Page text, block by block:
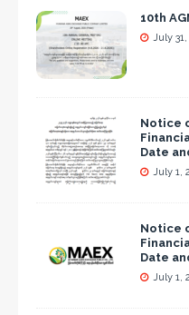
10th
July 31,
Notice
Date
July 1,
Notice
Date
July 1,